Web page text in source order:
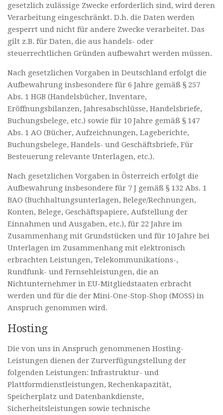
gesetzlich zulässige Zwecke erforderlich sind, wird deren
Verarbeitung eingeschränkt. D.h. die Daten werden
gesperrt und nicht für andere Zwecke verarbeitet. Das
gilt z.B. für Daten, die aus handels- oder
steuerrechtlichen Gründen aufbewahrt werden müssen.
Nach gesetzlichen Vorgaben in Deutschland erfolgt die
Aufbewahrung insbesondere für 6 Jahre gemäß § 257
Abs. 1 HGB (Handelsbücher, Inventare,
Eröffnungsbilanzen, Jahresabschlüsse, Handelsbriefe,
Buchungsbelege, etc.) sowie für 10 Jahre gemäß § 147
Abs. 1 AO (Bücher, Aufzeichnungen, Lageberichte,
Buchungsbelege, Handels- und Geschäftsbriefe, Für
Besteuerung relevante Unterlagen, etc.).
Nach gesetzlichen Vorgaben in Österreich erfolgt die
Aufbewahrung insbesondere für 7 J gemäß § 132 Abs. 1
BAO (Buchhaltungsunterlagen, Belege/Rechnungen,
Konten, Belege, Geschäftspapiere, Aufstellung der
Einnahmen und Ausgaben, etc.), für 22 Jahre im
Zusammenhang mit Grundstücken und für 10 Jahre bei
Unterlagen im Zusammenhang mit elektronisch
erbrachten Leistungen, Telekommunikations-,
Rundfunk- und Fernsehleistungen, die an
Nichtunternehmer in EU-Mitgliedstaaten erbracht
werden und für die der Mini-One-Stop-Shop (MOSS) in
Anspruch genommen wird.
Hosting
Die von uns in Anspruch genommenen Hosting-
Leistungen dienen der Zurverfügungstellung der
folgenden Leistungen: Infrastruktur- und
Plattformdienstleistungen, Rechenkapazität,
Speicherplatz und Datenbankdienste,
Sicherheitsleistungen sowie technische